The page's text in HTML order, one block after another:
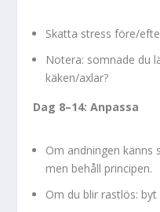
Skatta stress före/
Notera: somnade du
käken/axlar?
Dag 8–14: Anpassa
Om andningen känns
men behåll principen.
Om du blir rastlös: